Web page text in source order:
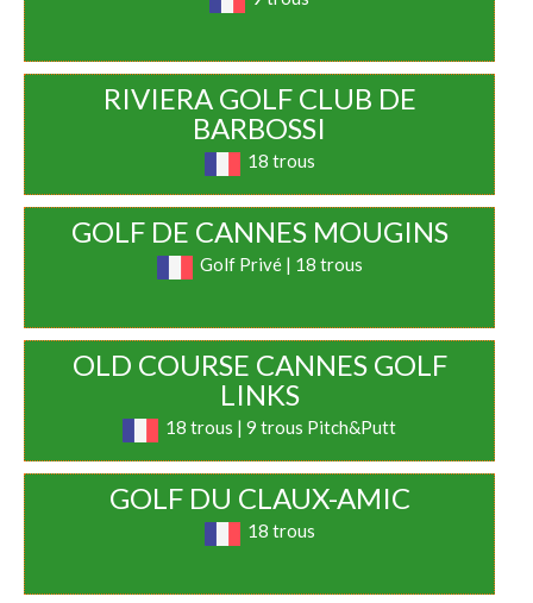
RIVIERA GOLF CLUB DE
BARBOSSI
18 trous
GOLF DE CANNES MOUGINS
Golf Privé | 18 trous
OLD COURSE CANNES GOLF
LINKS
18 trous | 9 trous Pitch&Putt
GOLF DU CLAUX-AMIC
18 trous